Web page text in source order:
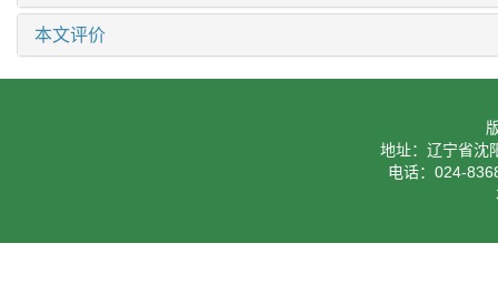
本文评价
地址：辽宁省沈
电话：024-